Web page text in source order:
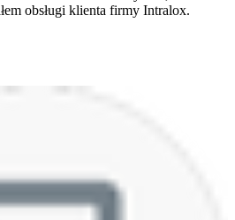
obsługi klienta firmy Intralox.